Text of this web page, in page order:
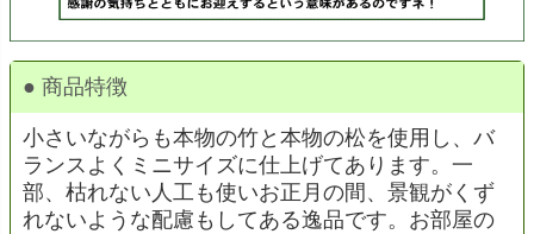
● 商品特徴
小さいながらも本物の竹と本物の松を使用し、バ
ランスよくミニサイズに仕上げてあります。一
部、枯れない人工も使いお正月の間、景観がくず
れないような配慮もしてある逸品です。お部屋の